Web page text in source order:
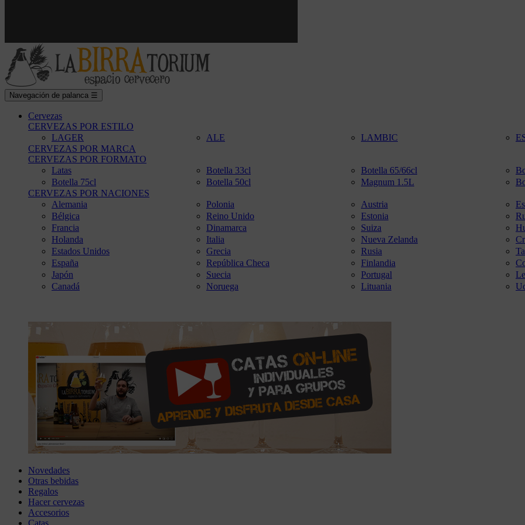
Navegación de palanca ☰
Cervezas
CERVEZAS POR ESTILO
LAGER
ALE LAMBIC
CERVEZAS POR MARCA
CERVEZAS POR FORMATO
Latas
Botella 75cl
Botella 33cl
Botella 50cl
Botella 65/66cl
Magnum 1.5L
CERVEZAS POR NACIONES
Alemania
Bélgica
Francia
Holanda
Estados Unidos
España
Japón
Canadá
Polonia
Reino Unido
Dinamarca
Italia
Grecia
República Checa
Suecia
Noruega
Austria
Estonia
Suiza
Nueva Zelanda
Rusia
Finlandia
Portugal
Lituania
Novedades
Otras bebidas
Regalos
Hacer cervezas
Accesorios